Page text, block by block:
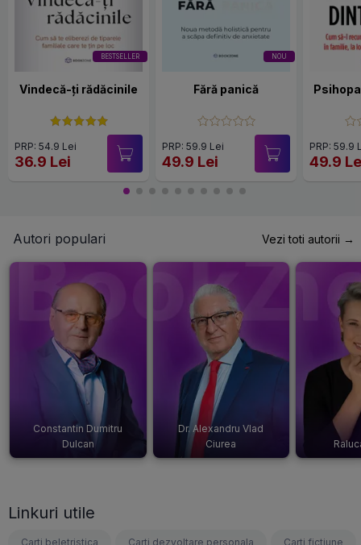
BESTSELLER
Vindecă-ți rădăcinile
PRP: 54.9 Lei
36.9 Lei
NOU
Fără panică
PRP: 59.9 Lei
49.9 Lei
PRP: 59.9
49.9
Autori populari Vezi toti autorii →
Constantin Dumitru
Dulcan
Dr. Alexandru Vlad
Ciurea
Linkuri utile
Carti beletristica Carti dezvoltare personala Carti fictiune